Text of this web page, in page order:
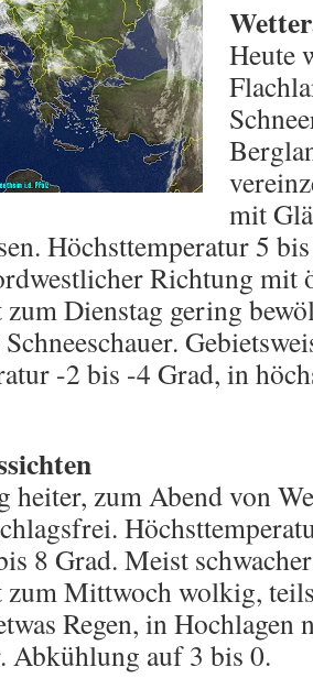
Heute
mit
Höchsttemperatur 5
Richtung mit
Dienstag gering
-2 bis -4 Grad, in
heiter, zum Abend von
8 Grad. Meist
zum Mittwoch wolkig,
Regen, in Hochlagen
Abkühlung auf 3 bis 0.